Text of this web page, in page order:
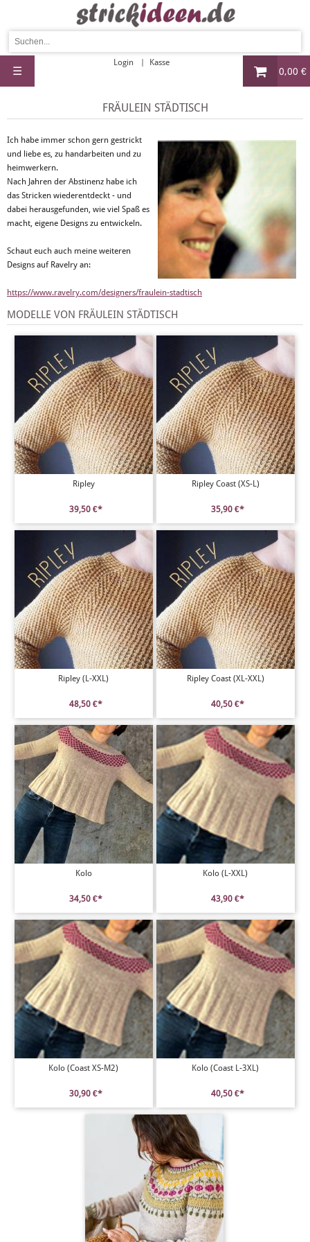
0,00 €
Login Kasse
☰
FRÄULEIN STÄDTISCH
Ich habe immer schon gern gestrickt
und liebe es, zu handarbeiten und zu
heimwerkern.
Nach Jahren der Abstinenz habe ich
das Stricken wiederentdeckt - und
dabei herausgefunden, wie viel Spaß es
macht, eigene Designs zu entwickeln.
Schaut euch auch meine weiteren
Designs auf Ravelry an:
https://www.ravelry.com/designers/fraulein-stadtisch
MODELLE VON FRÄULEIN STÄDTISCH
Ripley
39,50 €*
Ripley Coast (XS-L)
35,90 €*
Ripley (L-XXL)
48,50 €*
Ripley Coast (XL-XXL)
40,50 €*
Kolo
34,50 €*
Kolo (L-XXL)
43,90 €*
Kolo (Coast XS-M2)
30,90 €*
Kolo (Coast L-3XL)
40,50 €*